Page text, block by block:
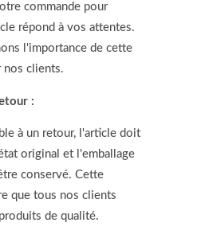
commande pour
répond à vos attentes.
l'importance de cette
clients.
:
à un retour, l'article doit
original et l'emballage
conservé. Cette
que tous nos clients
de qualité.